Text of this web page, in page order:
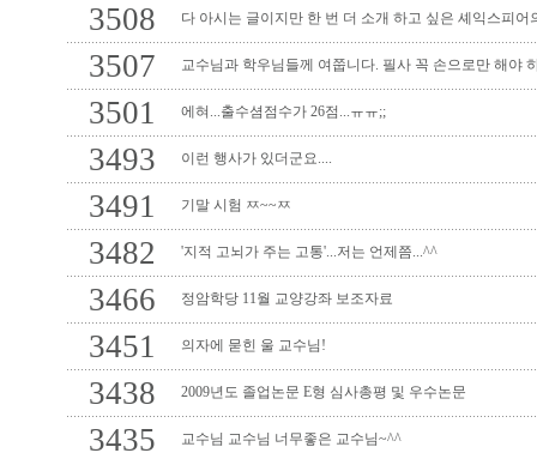
3508 다 아시는 글이지만 한 번 더 소개 하고 싶은 셰익스피어
3507 교수님과 학우님들께 여쭙니다. 필사 꼭 손으로만 해야
3501 에혀...출수셤점수가 26점...ㅠㅠ;;
3493 이런 행사가 있더군요....
3491 기말 시험 ㅉ~~ㅉ
3482 '지적 고뇌가 주는 고통'...저는 언제쯤...^^
3466 정암학당 11월 교양강좌 보조자료
3451 의자에 묻힌 울 교수님!
3438 2009년도 졸업논문 E형 심사총평 및 우수논문
3435 교수님 교수님 너무좋은 교수님~^^